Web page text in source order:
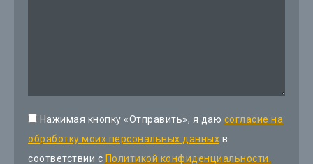
Нажимая кнопку «Отправить», я даю согласие на
обработку моих персональных данных в
соответствии с Политикой конфиденциальности.